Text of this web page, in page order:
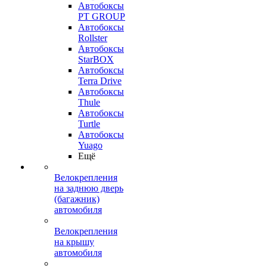
Автобоксы
PT GROUP
Автобоксы
Rollster
Автобоксы
StarBOX
Автобоксы
Terra Drive
Автобоксы
Thule
Автобоксы
Turtle
Автобоксы
Yuago
Ещё
Велокрепления
на заднюю дверь
(багажник)
автомобиля
Велокрепления
на крышу
автомобиля